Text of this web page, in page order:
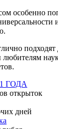
особенно
любителям
ГОДА
открыток
дней